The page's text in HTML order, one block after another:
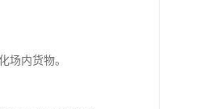
场内货物。